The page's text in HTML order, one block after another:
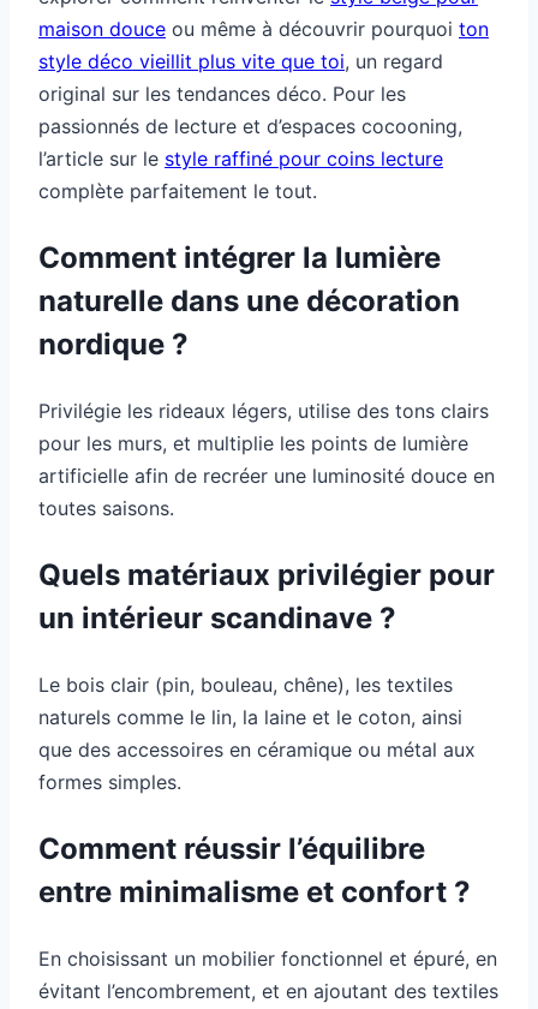
maison douce ou même à découvrir pourquoi ton
style déco vieillit plus vite que toi, un regard
original sur les tendances déco. Pour les
passionnés de lecture et d’espaces cocooning,
l’article sur le style raffiné pour coins lecture
complète parfaitement le tout.
Comment intégrer la lumière
naturelle dans une décoration
nordique ?
Privilégie les rideaux légers, utilise des tons clairs
pour les murs, et multiplie les points de lumière
artificielle afin de recréer une luminosité douce en
toutes saisons.
Quels matériaux privilégier pour
un intérieur scandinave ?
Le bois clair (pin, bouleau, chêne), les textiles
naturels comme le lin, la laine et le coton, ainsi
que des accessoires en céramique ou métal aux
formes simples.
Comment réussir l’équilibre
entre minimalisme et confort ?
En choisissant un mobilier fonctionnel et épuré, en
évitant l’encombrement, et en ajoutant des textiles